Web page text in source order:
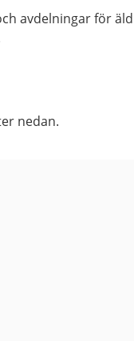
avdelningar för
nedan.